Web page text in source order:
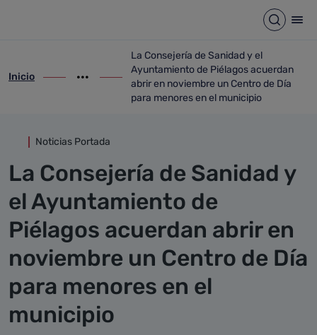
Abrir
ir-a inicio
Inicio
Mostrar opciones del camino de migas
ir-a La Consejería de Sanidad y el
La Consejería de Sanidad y el
Ayuntamiento de Piélagos acuerdan
abrir en noviembre un Centro de Día
para menores en el municipio
Noticias Portada
La Consejería de Sanidad y
el Ayuntamiento de
Piélagos acuerdan abrir en
noviembre un Centro de Día
para menores en el
municipio